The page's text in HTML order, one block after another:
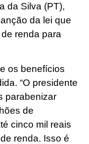
da Silva (PT),
da lei que
renda para
os benefícios
“O presidente
parabenizar
de
cinco mil reais
renda. Isso é